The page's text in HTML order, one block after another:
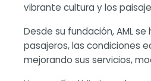
vibrante cultura y los
Desde su fundación, AML
pasajeros, las condiciones
mejorando sus servicios,